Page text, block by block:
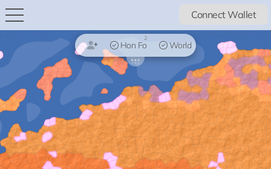
Connect Wallet
Hon Fo
2
World